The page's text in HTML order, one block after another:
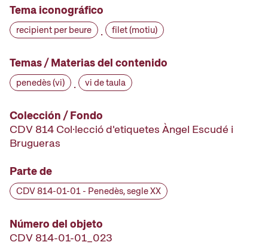
Tema iconográfico
recipient per beure · filet (motiu)
Temas / Materias del contenido
penedès (vi) · vi de taula
Colección / Fondo
CDV 814 Col·lecció d'etiquetes Àngel Escudé i
Brugueras
Parte de
CDV 814-01-01 - Penedès, segle XX
Número del objeto
CDV 814-01-01_023